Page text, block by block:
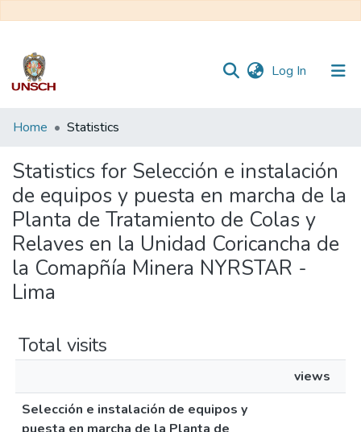
Log In (current)
Communities
Collections
All of DSpace
Home Statistics
Statistics for Selección e instalación
de equipos y puesta en marcha de la
Planta de Tratamiento de Colas y
Relaves en la Unidad Coricancha de
la Comapñía Minera NYRSTAR -
Lima
Total visits
views
Selección e instalación de equipos y